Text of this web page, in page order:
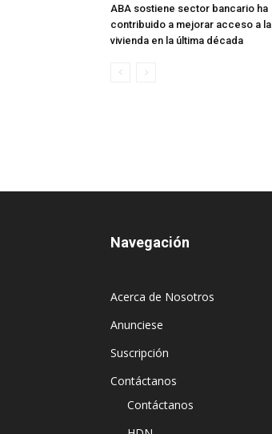
ABA sostiene sector bancario ha
contribuido a mejorar acceso a la
vivienda en la última década
Navegación
Acerca de Nosotros
Anunciese
Suscripción
Contáctanos
Contáctanos